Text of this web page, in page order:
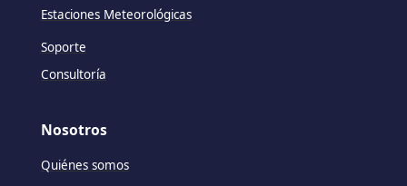
Estaciones Meteorológicas
Soporte
Consultoría
Nosotros
Quiénes somos